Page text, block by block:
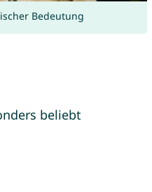
Bedeutung
beliebt